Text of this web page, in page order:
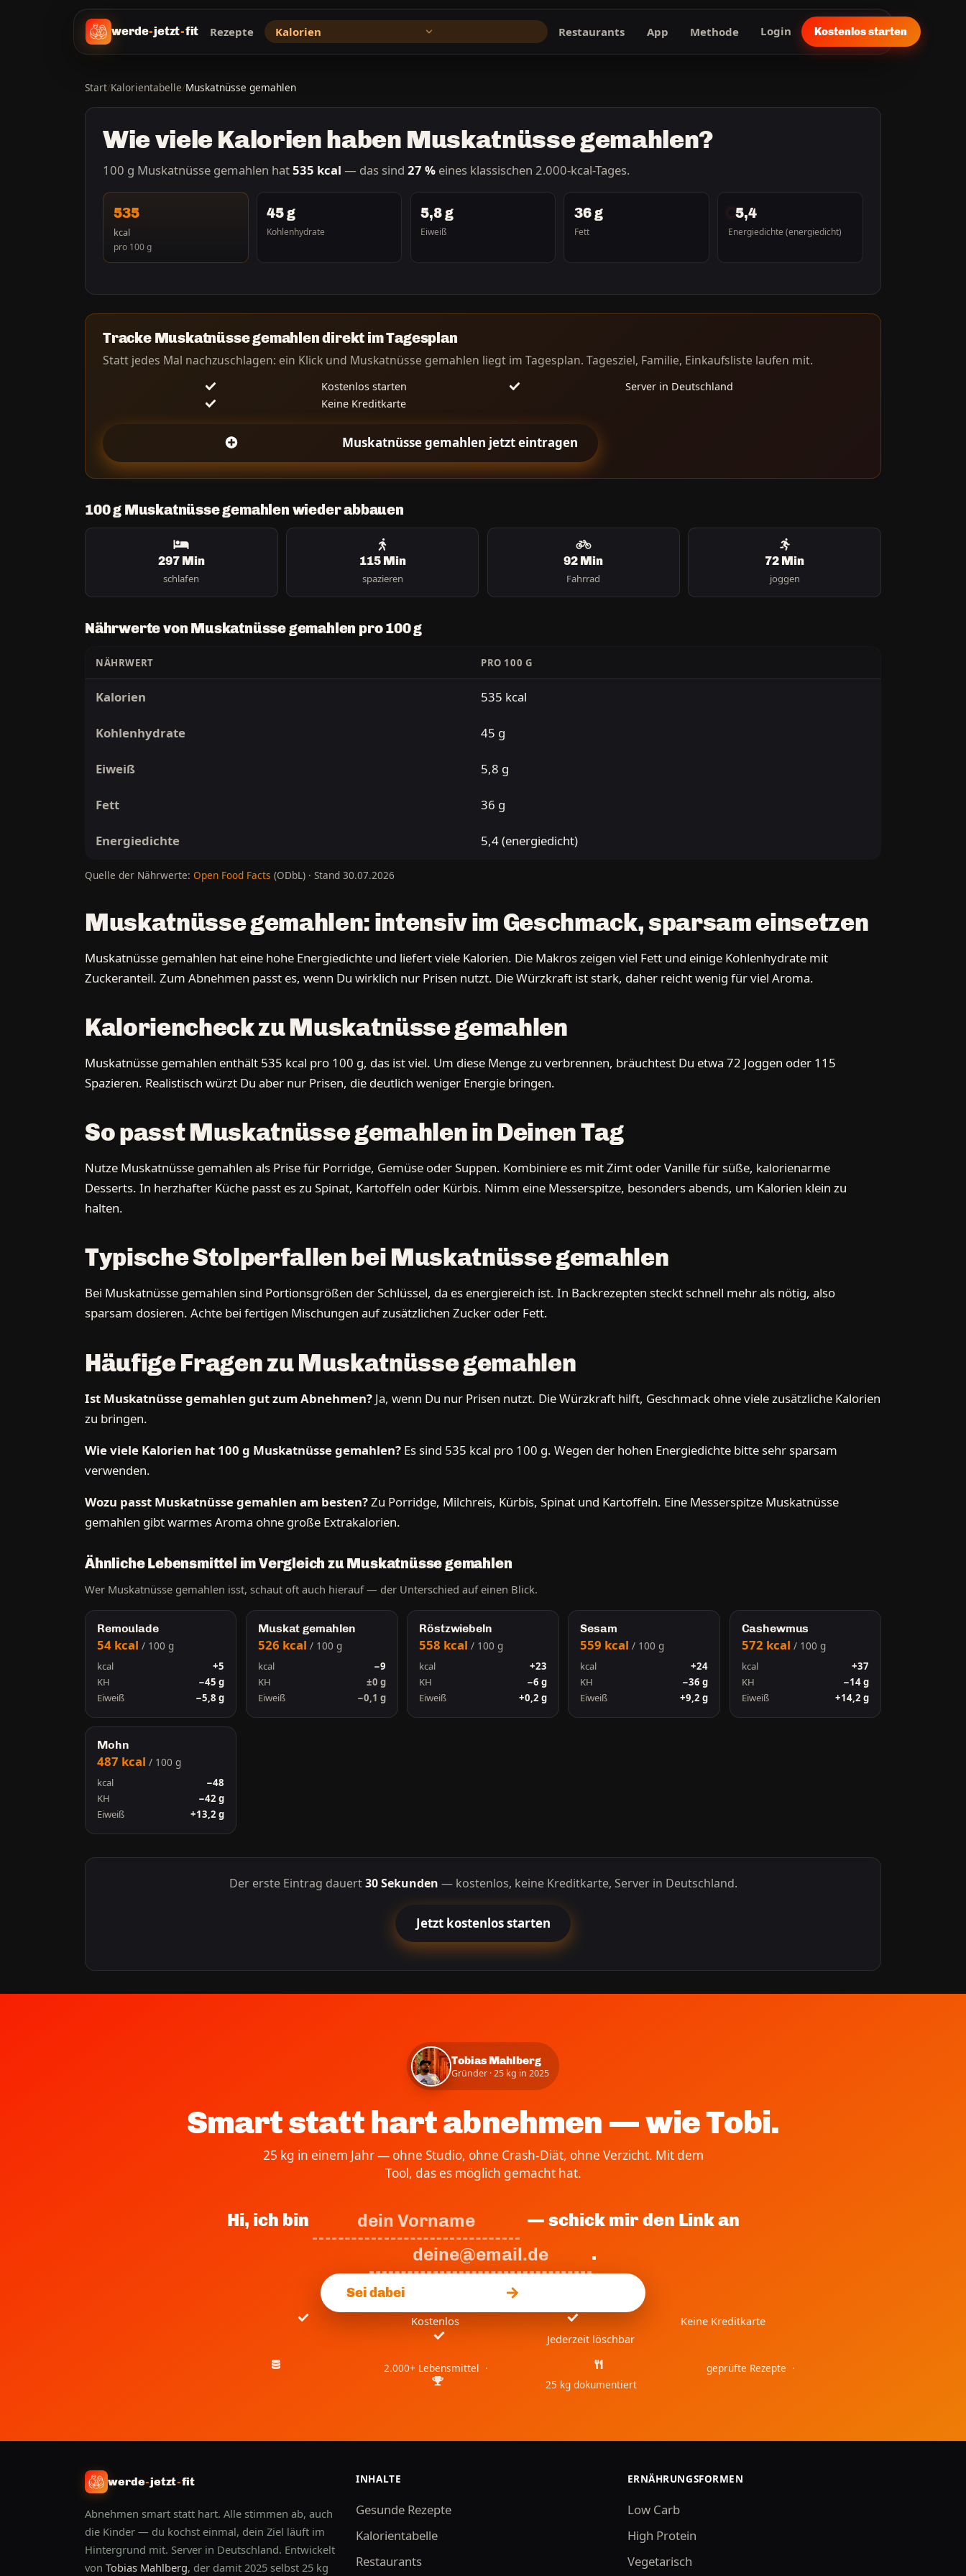
werde-jetzt-fit Rezepte Kalorien Restaurants App Methode Login Kostenlos starten
Start/Kalorientabelle/Muskatnüsse gemahlen
Wie viele Kalorien haben Muskatnüsse gemahlen?
100 g Muskatnüsse gemahlen hat535 kcal — das sind 27 % eines klassischen 2.000-kcal-Tages.
535
kcal
pro 100 g
45 g
Kohlenhydrate
5,8 g
Eiweiß
36 g
Fett
5,4
Energiedichte (energiedicht)
Tracke Muskatnüsse gemahlen direkt im Tagesplan
Statt jedes Mal nachzuschlagen: ein Klick und Muskatnüsse gemahlen liegt im Tagesplan. Tagesziel, Familie, Einkaufsliste laufen mit.
Kostenlos starten
Server in Deutschland
Keine Kreditkarte
Muskatnüsse gemahlen jetzt eintragen
100 g Muskatnüsse gemahlen wieder abbauen
297 Min
schlafen
115 Min
spazieren
92 Min
Fahrrad
72 Min
joggen
Nährwerte von Muskatnüsse gemahlen pro 100 g
NÄHRWERT PRO 100 G
Kalorien 535 kcal
Kohlenhydrate 45 g
Eiweiß 5,8 g
Fett 36 g
Energiedichte 5,4 (energiedicht)
Quelle der Nährwerte: Open Food Facts (ODbL) · Stand 30.07.2026
Muskatnüsse gemahlen: intensiv im Geschmack, sparsam einsetzen
Muskatnüsse gemahlen hat eine hohe Energiedichte und liefert viele Kalorien. Die Makros zeigen viel Fett und einige Kohlenhydrate mit
Zuckeranteil. Zum Abnehmen passt es, wenn Du wirklich nur Prisen nutzt. Die Würzkraft ist stark, daher reicht wenig für viel Aroma.
Kaloriencheck zu Muskatnüsse gemahlen
Muskatnüsse gemahlen enthält 535 kcal pro 100 g, das ist viel. Um diese Menge zu verbrennen, bräuchtest Du etwa 72 Joggen oder 115
Spazieren. Realistisch würzt Du aber nur Prisen, die deutlich weniger Energie bringen.
So passt Muskatnüsse gemahlen in Deinen Tag
Nutze Muskatnüsse gemahlen als Prise für Porridge, Gemüse oder Suppen. Kombiniere es mit Zimt oder Vanille für süße, kalorienarme
Desserts. In herzhafter Küche passt es zu Spinat, Kartoffeln oder Kürbis. Nimm eine Messerspitze, besonders abends, um Kalorien klein zu
halten.
Typische Stolperfallen bei Muskatnüsse gemahlen
Bei Muskatnüsse gemahlen sind Portionsgrößen der Schlüssel, da es energiereich ist. In Backrezepten steckt schnell mehr als nötig, also
sparsam dosieren. Achte bei fertigen Mischungen auf zusätzlichen Zucker oder Fett.
Häufige Fragen zu Muskatnüsse gemahlen
Ist Muskatnüsse gemahlen gut zum Abnehmen? Ja, wenn Du nur Prisen nutzt. Die Würzkraft hilft, Geschmack ohne viele zusätzliche Kalorien
zu bringen.
Wie viele Kalorien hat 100 g Muskatnüsse gemahlen? Es sind 535 kcal pro 100 g. Wegen der hohen Energiedichte bitte sehr sparsam
verwenden.
Wozu passt Muskatnüsse gemahlen am besten?Zu Porridge, Milchreis, Kürbis, Spinat und Kartoffeln. Eine Messerspitze Muskatnüsse
gemahlen gibt warmes Aroma ohne große Extrakalorien.
Ähnliche Lebensmittel im Vergleich zu Muskatnüsse gemahlen
Wer Muskatnüsse gemahlen isst, schaut oft auch hierauf — der Unterschied auf einen Blick.
Remoulade
54 kcal / 100 g
kcal
+5
KH
−45 g
Eiweiß
−5,8 g
Muskat gemahlen
526 kcal/ 100 g
kcal
−9
KH
±0 g
Eiweiß
−0,1 g
Röstzwiebeln
558 kcal/ 100 g
kcal
+23
KH
−6 g
Eiweiß
+0,2 g
Sesam
559 kcal/ 100 g
kcal
+24
KH
−36 g
Eiweiß
+9,2 g
Cashewmus
572 kcal / 100 g
kcal
+37
KH
−14 g
Eiweiß
+14,2 g
Mohn
487 kcal / 100 g
kcal
−48
KH
−42 g
Eiweiß
+13,2 g
Der erste Eintrag dauert30 Sekunden — kostenlos, keine Kreditkarte, Server in Deutschland.
Jetzt kostenlos starten
Tobias Mahlberg
Gründer · 25 kg in 2025
Smart statt hart abnehmen — wie Tobi.
25 kg in einem Jahr — ohne Studio, ohne Crash-Diät, ohne Verzicht. Mit dem
Tool, das es möglich gemacht hat.
Hi, ich bin
— schick mir den Link an
.
Sei dabei
Kostenlos
Keine Kreditkarte
Jederzeit löschbar
2.000+ Lebensmittel ·
geprüfte Rezepte ·
25 kg dokumentiert
werde-jetzt-fit
Abnehmen smart statt hart. Alle stimmen ab, auch
die Kinder — du kochst einmal, dein Ziel läuft im
Hintergrund mit. Server in Deutschland. Entwickelt
von Tobias Mahlberg, der damit 2025 selbst 25 kg
INHALTE
Gesunde Rezepte
Kalorientabelle
Restaurants
ERNÄHRUNGSFORMEN
Low Carb
High Protein
Vegetarisch